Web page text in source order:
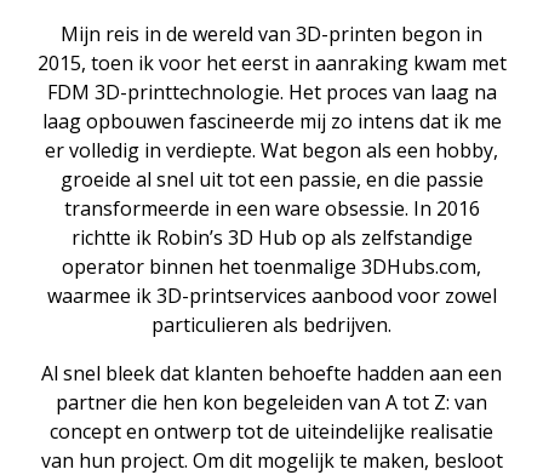
Mijn reis in de wereld van 3D-printen begon in
2015, toen ik voor het eerst in aanraking kwam met
FDM 3D-printtechnologie. Het proces van laag na
laag opbouwen fascineerde mij zo intens dat ik me
er volledig in verdiepte. Wat begon als een hobby,
groeide al snel uit tot een passie, en die passie
transformeerde in een ware obsessie. In 2016
richtte ik Robin’s 3D Hub op als zelfstandige
operator binnen het toenmalige 3DHubs.com,
waarmee ik 3D-printservices aanbood voor zowel
particulieren als bedrijven.
Al snel bleek dat klanten behoefte hadden aan een
partner die hen kon begeleiden van A tot Z: van
concept en ontwerp tot de uiteindelijke realisatie
van hun project. Om dit mogelijk te maken, besloot